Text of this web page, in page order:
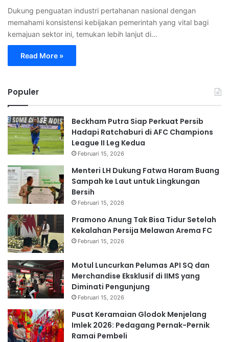
Dukung penguatan industri pertahanan nasional dengan
memahami konsistensi kebijakan pemerintah yang vital bagi
kemajuan sektor ini, temukan lebih lanjut di…
Read More »
Populer
Beckham Putra Siap Perkuat Persib
Hadapi Ratchaburi di AFC Champions
League II Leg Kedua
Februari 15, 2026
Menteri LH Dukung Fatwa Haram Buang
Sampah ke Laut untuk Lingkungan
Bersih
Februari 15, 2026
Pramono Anung Tak Bisa Tidur Setelah
Kekalahan Persija Melawan Arema FC
Februari 15, 2026
Motul Luncurkan Pelumas API SQ dan
Merchandise Eksklusif di IIMS yang
Diminati Pengunjung
Februari 15, 2026
Pusat Keramaian Glodok Menjelang
Imlek 2026: Pedagang Pernak-Pernik
Ramai Pembeli